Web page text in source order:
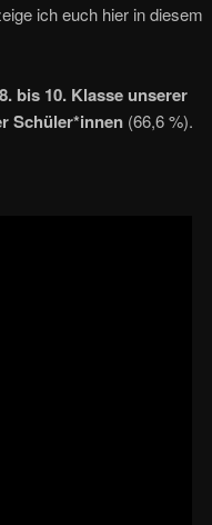
ich euch hier in diesem
8. bis 10. Klasse unserer
Schüler*innen (66,6 %).